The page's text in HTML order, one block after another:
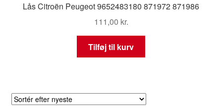
Lås Citroën Peugeot 9652483180 871972 871986
111,00 kr.
Tilføj til kurv